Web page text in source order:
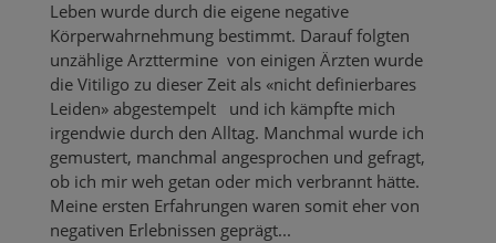
Leben wurde durch die eigene negative
Körperwahrnehmung bestimmt. Darauf folgten
unzählige Arzttermine von einigen Ärzten wurde
die Vitiligo zu dieser Zeit als «nicht definierbares
Leiden» abgestempelt und ich kämpfte mich
irgendwie durch den Alltag. Manchmal wurde ich
gemustert, manchmal angesprochen und gefragt,
ob ich mir weh getan oder mich verbrannt hätte.
Meine ersten Erfahrungen waren somit eher von
negativen Erlebnissen geprägt...